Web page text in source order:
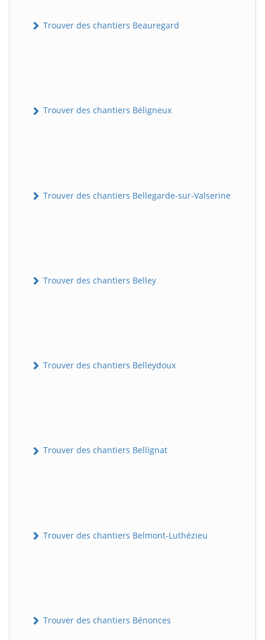
Trouver des chantiers Beauregard
Trouver des chantiers Béligneux
Trouver des chantiers Bellegarde-sur-Valserine
Trouver des chantiers Belley
Trouver des chantiers Belleydoux
Trouver des chantiers Bellignat
Trouver des chantiers Belmont-Luthézieu
Trouver des chantiers Bénonces